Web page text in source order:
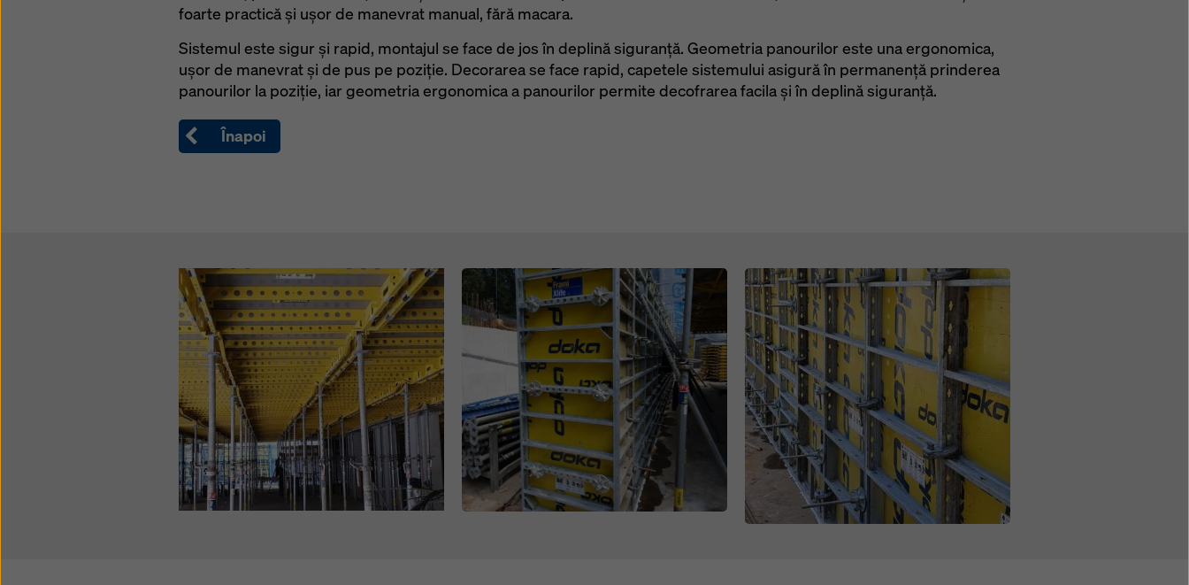
foarte practică și ușor de manevrat manual, fără macara.
Sistemul este sigur și rapid, montajul se face de jos în deplină siguranță. Geometria panourilor este una ergonomica,
ușor de manevrat și de pus pe poziție. Decorarea se face rapid, capetele sistemului asigură în permanență prinderea
panourilor la poziție, iar geometria ergonomica a panourilor permite decofrarea facila și în deplină siguranță.
Înapoi
Open Open